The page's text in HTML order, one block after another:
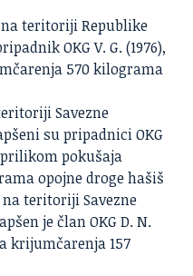
teritoriji Republike
OKG V. G. (1976),
570 kilograma
Savezne
su pripadnici OKG
prilikom pokušaja
opojne droge hašiš
teritoriji Savezne
je član OKG D. N.
krijumčarenja 157